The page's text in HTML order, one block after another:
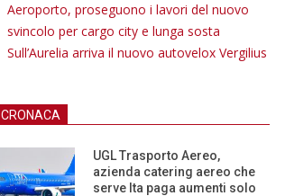
Aeroporto, proseguono i lavori del nuovo
svincolo per cargo city e lunga sosta
Sull’Aurelia arriva il nuovo autovelox Vergilius
CRONACA
UGL Trasporto Aereo,
azienda catering aereo che
serve Ita paga aumenti solo